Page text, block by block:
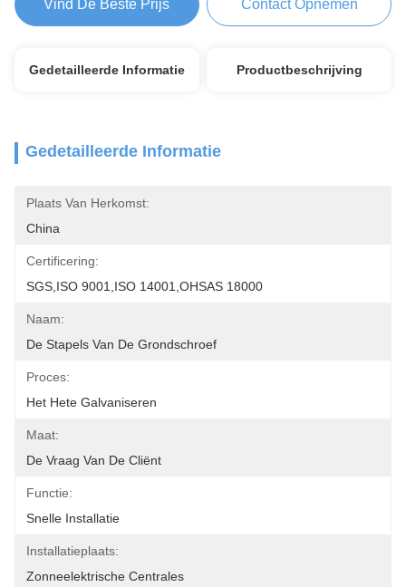
Vind De Beste Prijs Contact Opnemen
Gedetailleerde Informatie Productbeschrijving
Gedetailleerde Informatie
Plaats Van Herkomst:
China
Certificering:
SGS,ISO 9001,ISO 14001,OHSAS 18000
Naam:
De Stapels Van De Grondschroef
Proces:
Het Hete Galvaniseren
Maat:
De Vraag Van De Cliënt
Functie:
Snelle Installatie
Installatieplaats:
Zonneelektrische Centrales